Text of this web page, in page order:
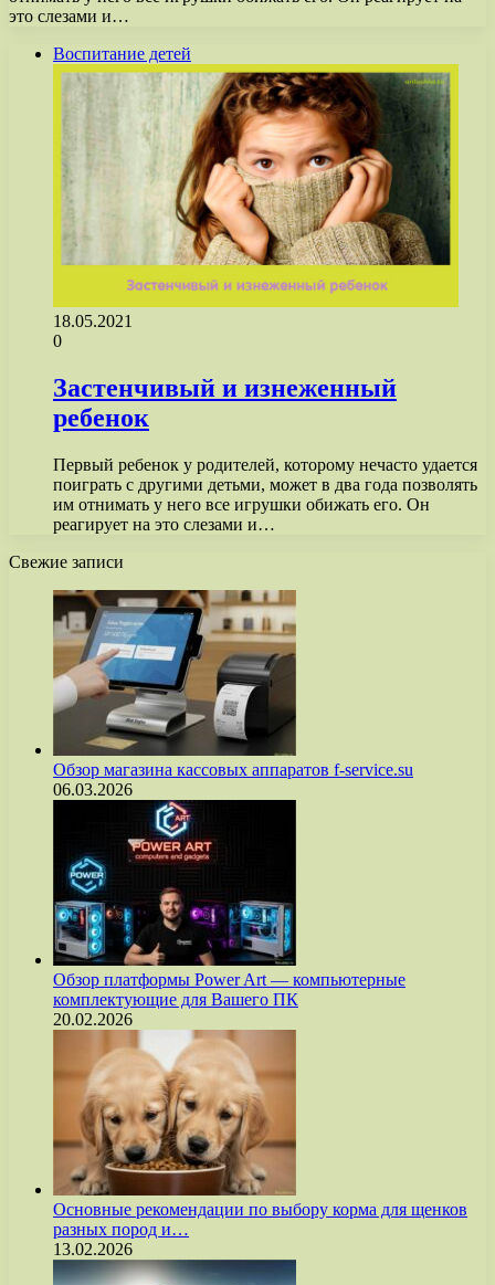
это слезами и…
Воспитание детей
18.05.2021
0
Застенчивый и изнеженный
ребенок
Первый ребенок у родителей, которому нечасто удается
поиграть с другими детьми, может в два года позволять
им отнимать у него все игрушки обижать его. Он
реагирует на это слезами и…
Свежие записи
Обзор магазина кассовых аппаратов f-service.su
06.03.2026
Обзор платформы Power Art — компьютерные
комплектующие для Вашего ПК
20.02.2026
Основные рекомендации по выбору корма для щенков
разных пород и…
13.02.2026